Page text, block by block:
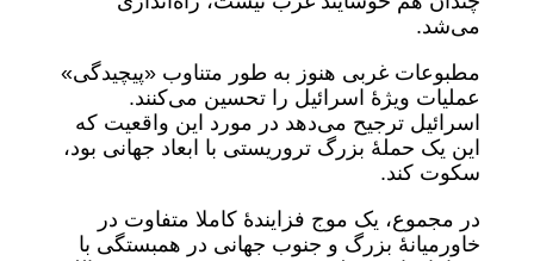
می‌شد.
مطبوعات غربی هنوز به طور متناوب «پیچیدگی»
عملیات ویژۀ اسرائیل را تحسین می‌کنند.
اسرائیل ترجیح می‌دهد در مورد این واقعیت که
این یک حملۀ بزرگ تروریستی با ابعاد جهانی بود،
سکوت کند.
در مجموع، یک موج فزایندۀ کاملا متفاوت در
خاورمیانۀ بزرگ و جنوب جهانی در همبستگی با